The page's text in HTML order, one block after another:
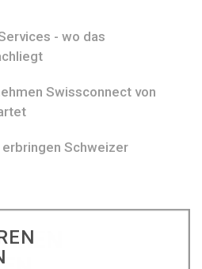
- wo das
Swissconnect von
Schweizer